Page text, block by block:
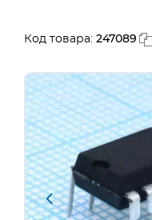
Код товара: 247089